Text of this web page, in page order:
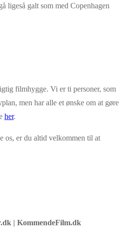
ligeså galt som med Copenhagen
filmhygge. Vi er ti personer, som
men har alle et ønske om at gøre
her.
os, er du altid velkommen til at
| KommendeFilm.dk